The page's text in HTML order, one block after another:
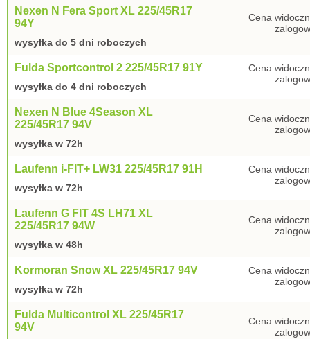
Nexen N Fera Sport XL 225/45R17
94Y
wysyłka do 5 dni roboczych
Cena
Fulda Sportcontrol 2 225/45R17 91Y
wysyłka do 4 dni roboczych
Cena
Nexen N Blue 4Season XL
225/45R17 94V
wysyłka w 72h
Cena
Laufenn i-FIT+ LW31 225/45R17 91H
wysyłka w 72h
Cena
Laufenn G FIT 4S LH71 XL
225/45R17 94W
wysyłka w 48h
Cena
Kormoran Snow XL 225/45R17 94V
wysyłka w 72h
Cena
Fulda Multicontrol XL 225/45R17
94V
Cena